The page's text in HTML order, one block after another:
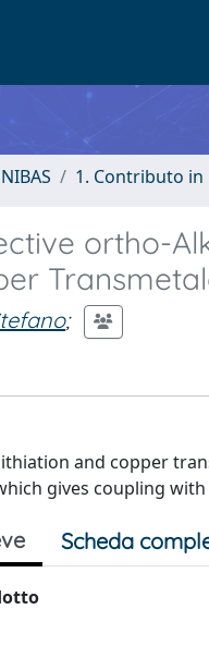
1. Contributo in
ortho-
;
and copper
gives coupling
Scheda